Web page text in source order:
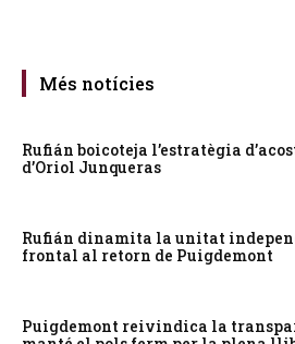
Més notícies
Rufián boicoteja l’estratègia
d’Oriol Junqueras
Rufián dinamita la unitat
frontal al retorn de Puigdemont
Puigdemont reivindica la